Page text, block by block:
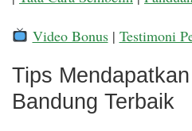
Video Bonus| Testimoni
Tips
Bandung Terbaik